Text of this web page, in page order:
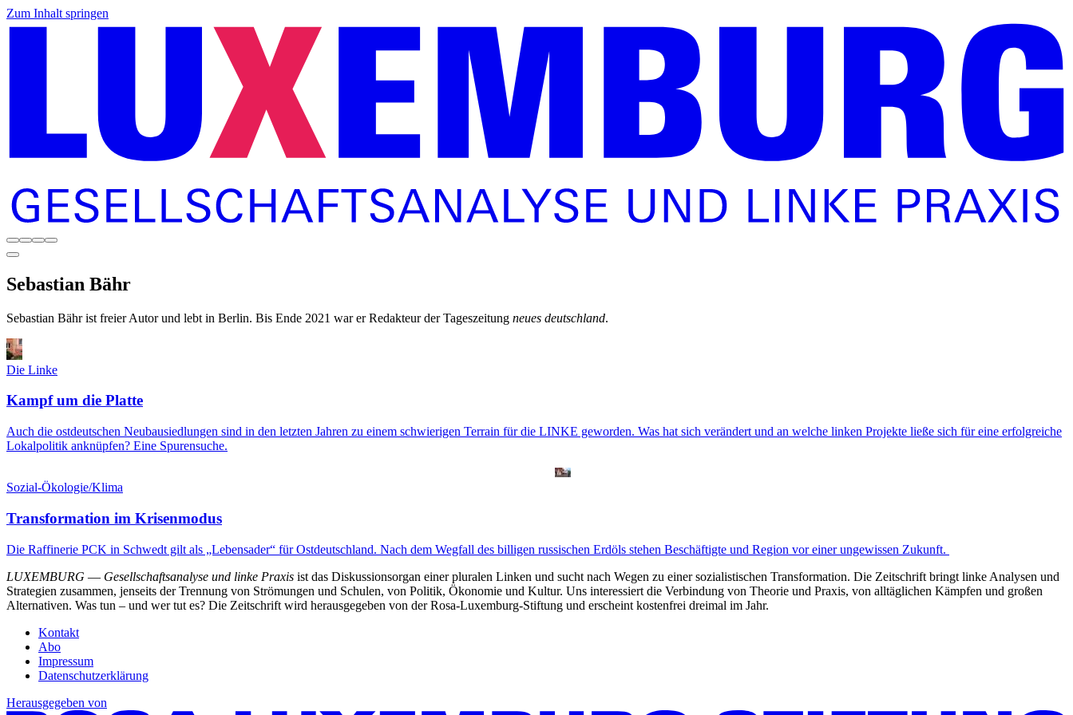
Zum Inhalt springen
Sebastian Bähr
Sebastian Bähr ist freier Autor und lebt in Berlin. Bis Ende 2021 war er Redakteur der Tageszeitung neues deutschland.
Die Linke
Kampf um die Platte
Auch die ostdeutschen Neubausiedlungen sind in den letzten Jahren zu einem schwierigen Terrain für die LINKE geworden. Was hat sich verändert und an welche linken Projekte ließe sich für eine erfolgreiche
Lokalpolitik anknüpfen? Eine Spurensuche.
Sozial-Ökologie/Klima
Transformation im Krisenmodus
Die Raffinerie PCK in Schwedt gilt als „Lebensader“ für Ostdeutschland. Nach dem Wegfall des billigen russischen Erdöls stehen Beschäftigte und Region vor einer ungewissen Zukunft.
LUXEMBURG — Gesellschaftsanalyse und linke Praxis ist das Diskussionsorgan einer pluralen Linken und sucht nach Wegen zu einer sozialistischen Transformation. Die Zeitschrift bringt linke Analysen und
Strategien zusammen, jenseits der Trennung von Strömungen und Schulen, von Politik, Ökonomie und Kultur. Uns interessiert die Verbindung von Theorie und Praxis, von alltäglichen Kämpfen und großen
Alternativen. Was tun – und wer tut es? Die Zeitschrift wird herausgegeben von der Rosa-Luxemburg-Stiftung und erscheint kostenfrei dreimal im Jahr.
Kontakt
Abo
Impressum
Datenschutzerklärung
Herausgegeben von